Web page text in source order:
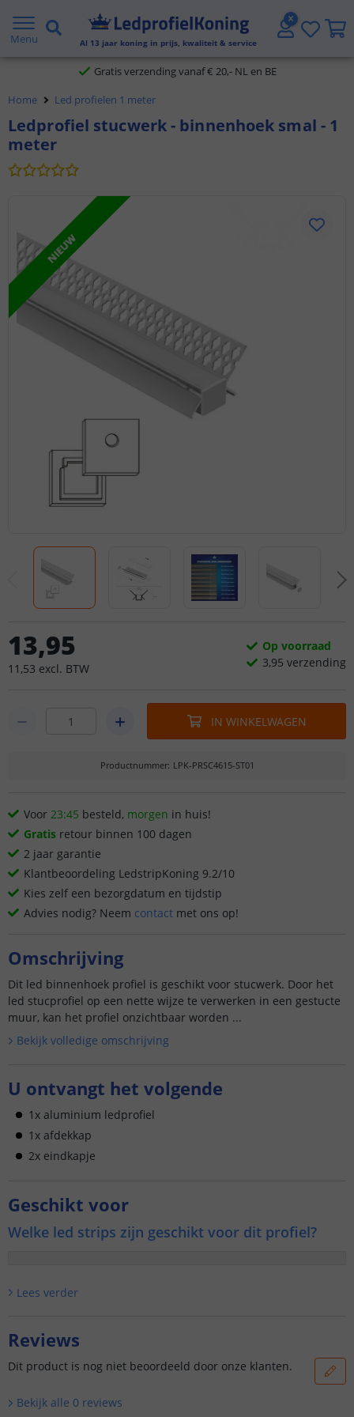
Menu Al 13 jaar koning in prijs, kwaliteit & service
2 jaar garantie
Gratis verzending vanaf € 20,- NL en BE
Klantbeoordeling 9.1
Home Led profielen 1 meter
Ledprofiel stucwerk - binnenhoek smal - 1
meter
NIEUW
13,95
11 ,53 excl. BTW
Op voorraad
3,95 verzending
IN WINKELWAGEN
Productnummer: LPK-PRSC4615-ST01
Voor 23:45 besteld, morgen in huis!
Gratis retour binnen 100 dagen
2 jaar garantie
Klantbeoordeling LedstripKoning 9.2/10
Kies zelf een bezorgdatum en tijdstip
Advies nodig? Neem contact met ons op!
Omschrijving
Dit led binnenhoek profiel is geschikt voor stucwerk. Door het
led stucprofiel op een nette wijze te verwerken in een gestucte
muur, kan het profiel onzichtbaar worden ...
Bekijk volledige omschrijving
U ontvangt het volgende
1x aluminium ledprofiel
1x afdekkap
2x eindkapje
Geschikt voor
Welke led strips zijn geschikt voor dit profiel?
Lees verder
Reviews
Dit product is nog niet beoordeeld door onze klanten.
Bekijk alle 0 reviews